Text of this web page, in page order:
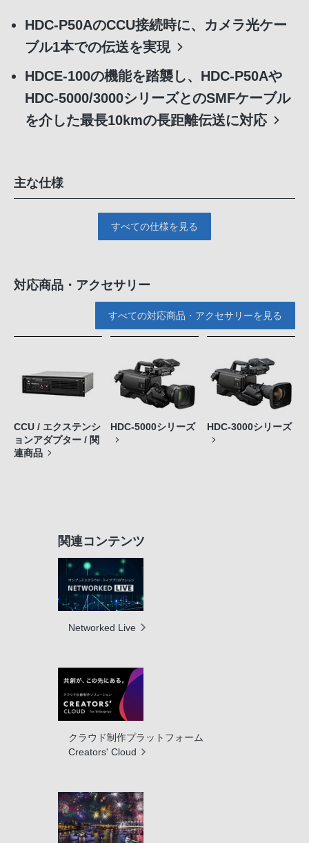
HDC-P50AのCCU接続時に、カメラ光ケー
ブル1本での伝送を実現
HDCE-100の機能を踏襲し、HDC-P50Aや
HDC-5000/3000シリーズとのSMFケーブル
を介した最長10kmの長距離伝送に対応
主な仕様
すべての仕様を見る
対応商品・アクセサリー
すべての対応商品・アクセサリーを見る
CCU / エクステンシ
ョンアダプター / 関
連商品
HDC-5000シリーズ HDC-3000シリーズ
関連コンテンツ
Networked Live
クラウド制作プラットフォーム
Creators' Cloud